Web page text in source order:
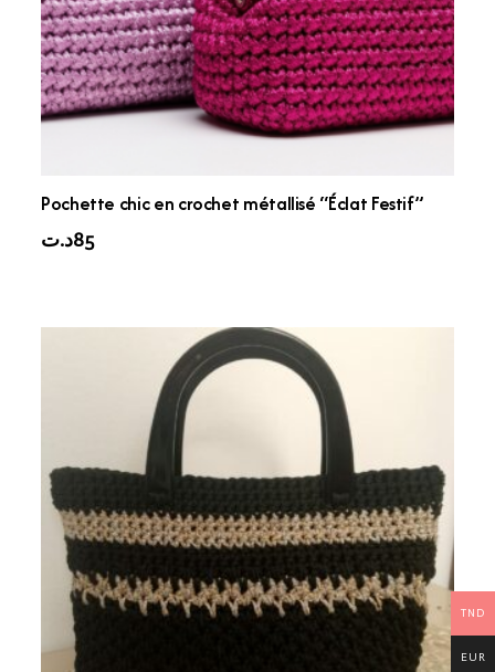
Pochette chic en crochet métallisé “Éclat Festif”
85د.ت
TND
EUR